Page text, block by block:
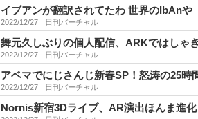
イブアンが翻訳されてたわ 世界のIbAnや
2022/12/27 日刊バーチャル
舞元久しぶりの個人配信、ARKではしゃ
2022/12/27 日刊バーチャル
アベマでにじさんじ新春SP！怒涛の25時
2022/12/27 日刊バーチャル
Nornis新宿3Dライブ、AR演出ほんま進